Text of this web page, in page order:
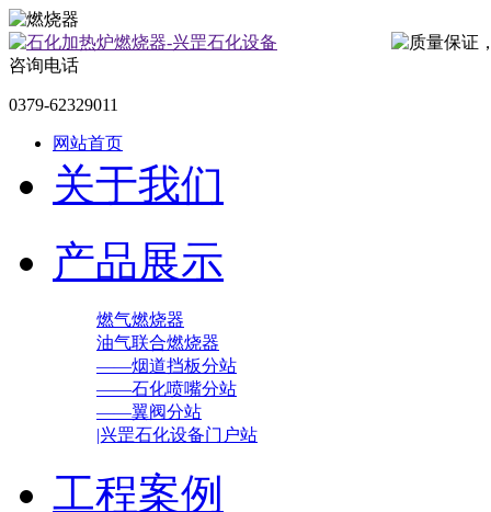
咨询电话
0379-62329011
网站首页
关于我们
产品展示
燃气燃烧器
油气联合燃烧器
——烟道挡板分站
——石化喷嘴分站
——翼阀分站
|兴罡石化设备门户站
工程案例